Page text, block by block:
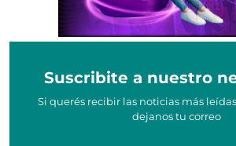
Suscribite a nuestro
Si querés recibir las noticias más
dejanos tu correo